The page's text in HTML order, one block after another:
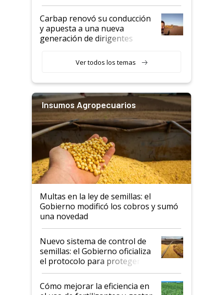
Carbap renovó su conducción
y apuesta a una nueva
generación de dirigentes
Ver todos los temas
Insumos Agropecuarios
Multas en la ley de semillas: el
Gobierno modificó los cobros y sumó
una novedad
Nuevo sistema de control de
semillas: el Gobierno oficializa
el protocolo para proteger la
propiedad intelectual
Cómo mejorar la eficiencia en